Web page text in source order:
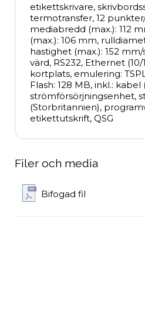
etikettskrivare,
termotransfer, 12
mediabredd (max.): 112
(max.): 106 mm,
hastighet (max.): 152 mm/
värd, RS232, Ethernet
kortplats, emulering:
Flash: 128 MB, inkl.: kabel
strömförsörjningsenhet,
(Storbritannien),
etikettutskrift, QSG
Filer och media
Bifogad fil